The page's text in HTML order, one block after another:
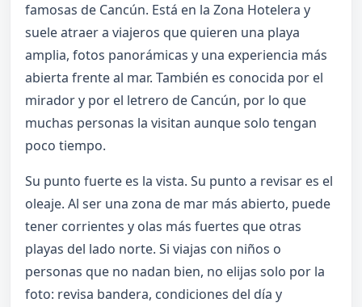
famosas de Cancún. Está en la Zona Hotelera y
suele atraer a viajeros que quieren una playa
amplia, fotos panorámicas y una experiencia más
abierta frente al mar. También es conocida por el
mirador y por el letrero de Cancún, por lo que
muchas personas la visitan aunque solo tengan
poco tiempo.
Su punto fuerte es la vista. Su punto a revisar es el
oleaje. Al ser una zona de mar más abierto, puede
tener corrientes y olas más fuertes que otras
playas del lado norte. Si viajas con niños o
personas que no nadan bien, no elijas solo por la
foto: revisa bandera, condiciones del día y